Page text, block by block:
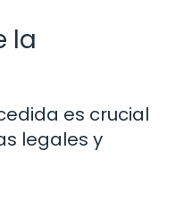
la
es crucial
legales y